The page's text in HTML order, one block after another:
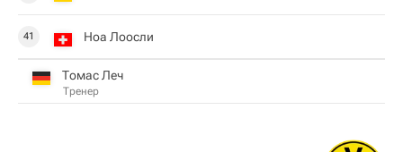
41 Ноа Лоосли
Томас Леч
Тренер